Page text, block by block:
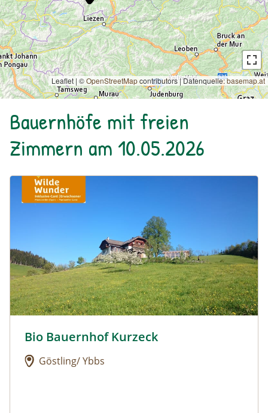
Leaflet | ©OpenStreetMapcontributors|Datenquelle:basemap.at
Bauernhöfe mit freien
Zimmern am 10.05.2026
Urlaub am Bauernhof: Bio Bauernhof Kurzeck
Urlaub am Bauernhof: Bio Bauernhof Kurzeck
Bio Bauernhof Kurzeck
Göstling/ Ybbs